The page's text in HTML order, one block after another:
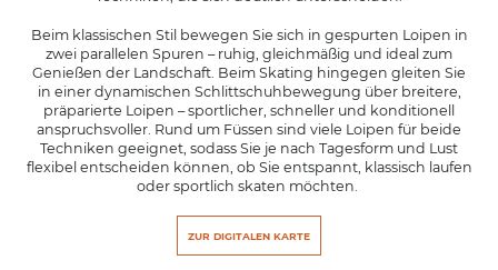
Beim klassischen Stil bewegen Sie sich in gespurten Loipen in
zwei parallelen Spuren – ruhig, gleichmäßig und ideal zum
Genießen der Landschaft. Beim Skating hingegen gleiten Sie
in einer dynamischen Schlittschuhbewegung über breitere,
präparierte Loipen – sportlicher, schneller und konditionell
anspruchsvoller. Rund um Füssen sind viele Loipen für beide
Techniken geeignet, sodass Sie je nach Tagesform und Lust
flexibel entscheiden können, ob Sie entspannt, klassisch laufen
oder sportlich skaten möchten.
ZUR DIGITALEN KARTE